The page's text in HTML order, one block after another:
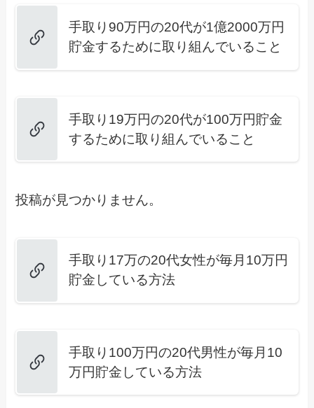
手取り90万円の20代が1億2000万円
貯金するために取り組んでいること
手取り19万円の20代が100万円貯金
するために取り組んでいること
投稿が見つかりません。
手取り17万の20代女性が毎月10万円
貯金している方法
手取り100万円の20代男性が毎月10
万円貯金している方法